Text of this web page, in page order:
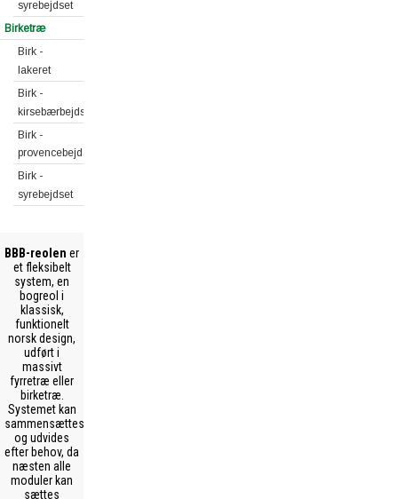
syrebejdset
Birketræ
Birk -
lakeret
Birk -
kirsebærbejdset
Birk -
provencebejdset
Birk -
syrebejdset
BBB-reolen er
et fleksibelt
system, en
bogreol i
klassisk,
funktionelt
norsk design,
udført i
massivt
fyrretræ eller
birketræ.
Systemet kan
sammensættes
og udvides
efter behov, da
næsten alle
moduler kan
sættes